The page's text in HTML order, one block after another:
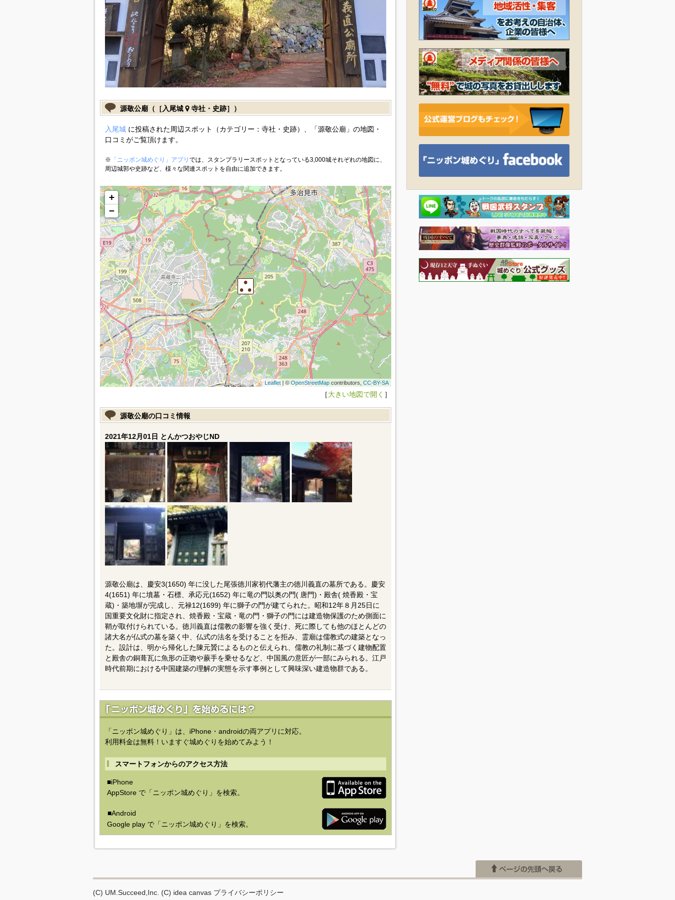
源敬公廟（［入尾城 寺社・史跡］）
入尾城に投稿された周辺スポット（カテゴリー：寺社・史跡）、「源敬公廟」の地図・
口コミがご覧頂けます。
※ 「ニッポン城めぐり」アプリ では、スタンプラリースポットとなっている3,000城それぞれの地図に、
周辺城郭や史跡など、様々な関連スポットを自由に追加できます。
+
−
Leaflet| © OpenStreetMapcontributors, CC-BY-SA
［大きい地図で開く ］
源敬公廟の口コミ情報
2021年12月01日 とんかつおやじND
源敬公廟は、慶安3(1650) 年に没した尾張徳川家初代藩主の徳川義直の墓所である。慶安
4(1651) 年に墳墓・石標、承応元(1652) 年に竜の門以奥の門( 唐門)・殿舎( 焼香殿・宝
蔵)・築地塀が完成し、元禄12(1699) 年に獅子の門が建てられた。昭和12年８月25日に
国重要文化財に指定され、焼香殿・宝蔵・竜の門・獅子の門には建造物保護のため側面に
鞘が取付けられている。徳川義直は儒教の影響を強く受け、死に際しても他のほとんどの
諸大名が仏式の墓を築く中、仏式の法名を受けることを拒み、霊廟は儒教式の建築となっ
た。設計は、明から帰化した陳元贇によるものと伝えられ、儒教の礼制に基づく建物配置
と殿舎の銅葺瓦に魚形の正吻や蕨手を乗せるなど、中国風の意匠が一部にみられる。江戸
時代前期における中国建築の理解の実態を示す事例として興味深い建造物群である。
「ニッポン城めぐり」は、iPhone・androidの両アプリに対応。
利用料金は無料！いますぐ城めぐりを始めてみよう！
スマートフォンからのアクセス方法
■iPhone
AppStore で「ニッポン城めぐり」を検索。
■Android
Google play で「ニッポン城めぐり」を検索。
(C) UM.Succeed,Inc. (C) idea canvas プライバシーポリシー